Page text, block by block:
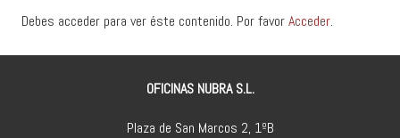
Debes acceder para ver éste contenido. Por favorAcceder.
OFICINAS NUBRA S.L.
Plaza de San Marcos 2, 1ºB